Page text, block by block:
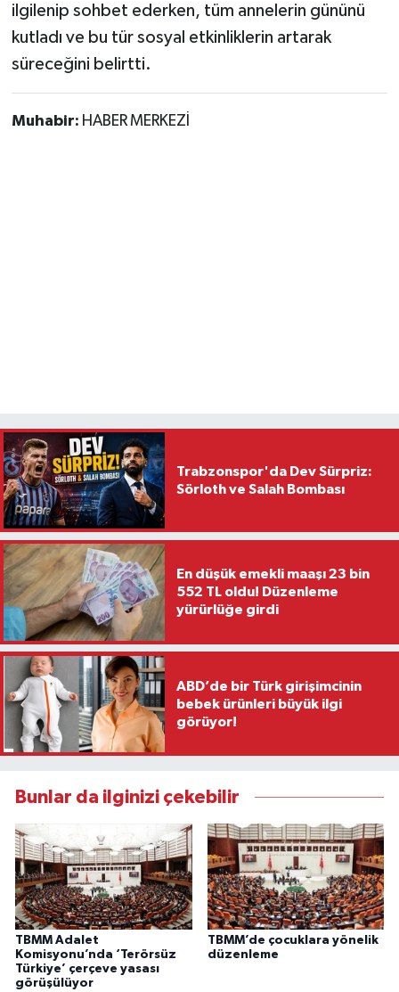
ilgilenip sohbet ederken, tüm annelerin gününü
kutladı ve bu tür sosyal etkinliklerin artarak
süreceğini belirtti.
Muhabir: HABER MERKEZİ
Trabzonspor'da Dev Sürpriz:
Sörloth ve Salah Bombası
En düşük emekli maaşı 23 bin
552 TL oldu! Düzenleme
yürürlüğe girdi
ABD’de bir Türk girişimcinin
bebek ürünleri büyük ilgi
görüyor!
Bunlar da ilginizi çekebilir
TBMM Adalet
Komisyonu’nda ‘Terörsüz
Türkiye’ çerçeve yasası
görüşülüyor
TBMM’de çocuklara yönelik
düzenleme